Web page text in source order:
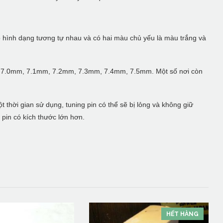
dạng tương tự nhau và có hai màu chủ yếu là màu trắng và
7.1mm, 7.2mm, 7.3mm, 7.4mm, 7.5mm. Một số nơi còn
gian sử dụng, tuning pin có thể sẽ bị lỏng và không giữ
có kích thước lớn hơn.
HẾT HÀNG